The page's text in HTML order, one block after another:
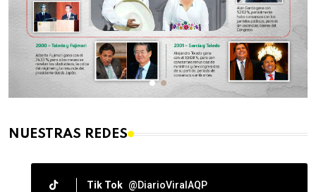
NUESTRAS REDES
Tik Tok @DiarioViralAQP